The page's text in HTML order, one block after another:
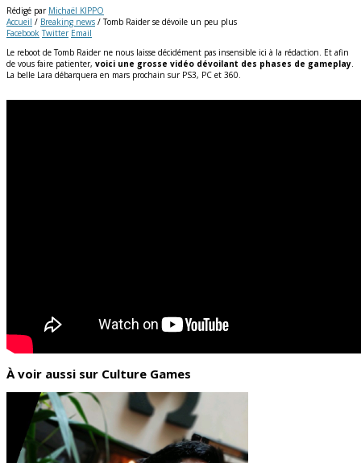
Rédigé par Michaël KIPPO
Accueil / Breaking news / Tomb Raider se dévoile un peu plus
Facebook Twitter Email
Le reboot de Tomb Raider ne nous laisse décidément pas insensible ici à la rédaction. Et afin
de vous faire patienter, voici une grosse vidéo dévoilant des phases de gameplay.
La belle Lara débarquera en mars prochain sur PS3, PC et 360.
À voir aussi sur Culture Games